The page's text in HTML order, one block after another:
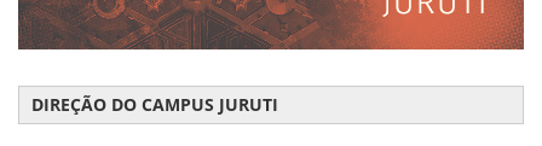
DIREÇÃO DO CAMPUS JURUTI